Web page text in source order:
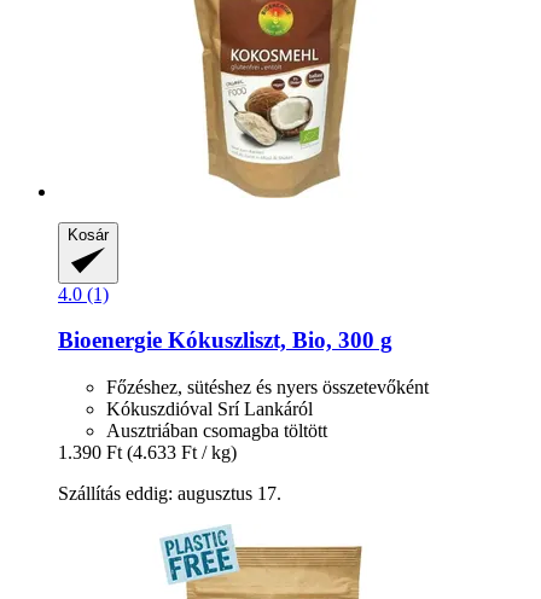
Kosár
4.0 (1)
Bioenergie Kókuszliszt, Bio, 300 g
Főzéshez, sütéshez és nyers összetevőként
Kókuszdióval Srí Lankáról
Ausztriában csomagba töltött
1.390 Ft (4.633 Ft / kg)
Szállítás eddig: augusztus 17.